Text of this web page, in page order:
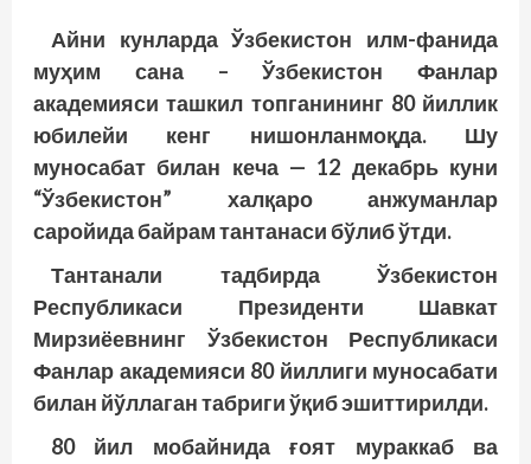
Айни кунларда Ўзбекистон илм-фанида
муҳим сана – Ўзбекистон Фанлар
академияси ташкил топганининг 80 йиллик
юбилейи кенг нишонланмоқда. Шу
муносабат билан кеча — 12 декабрь куни
“Ўзбекис­тон” халқаро анжуманлар
саройида байрам тантанаси бўлиб ўтди.
Тантанали тадбирда Ўзбекистон
Республикаси Президенти Шавкат
Мирзиёевнинг Ўзбекистон Республикаси
Фанлар академияси 80 йиллиги муносабати
билан йўллаган табриги ўқиб эшиттирилди.
80 йил мобайнида ғоят мураккаб ва